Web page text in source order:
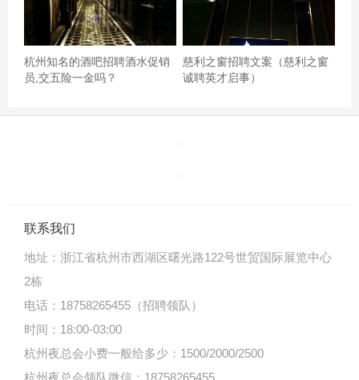
音质很好，服务到位，环境优雅，临时去的前台妹妹也给
用了，很给力哦还不错，和朋友们一起来的，还是很便宜
的杭州哪里有ktv招聘点歌公主,怎么能多找一些客源
杭州知名的酒吧招聘酒水促销
员,交五险一金吗？
慈利之窗招聘文案（慈利之窗
诚聘英才启事）
联系我们
地址： 浙江省杭州市西湖区曙光路122号世贸国际展览中心
2栋
电话：18758265455（招聘领队）
时间：18:00-03:00
杭州夜总会小费一般给多少：1500/2000/2500